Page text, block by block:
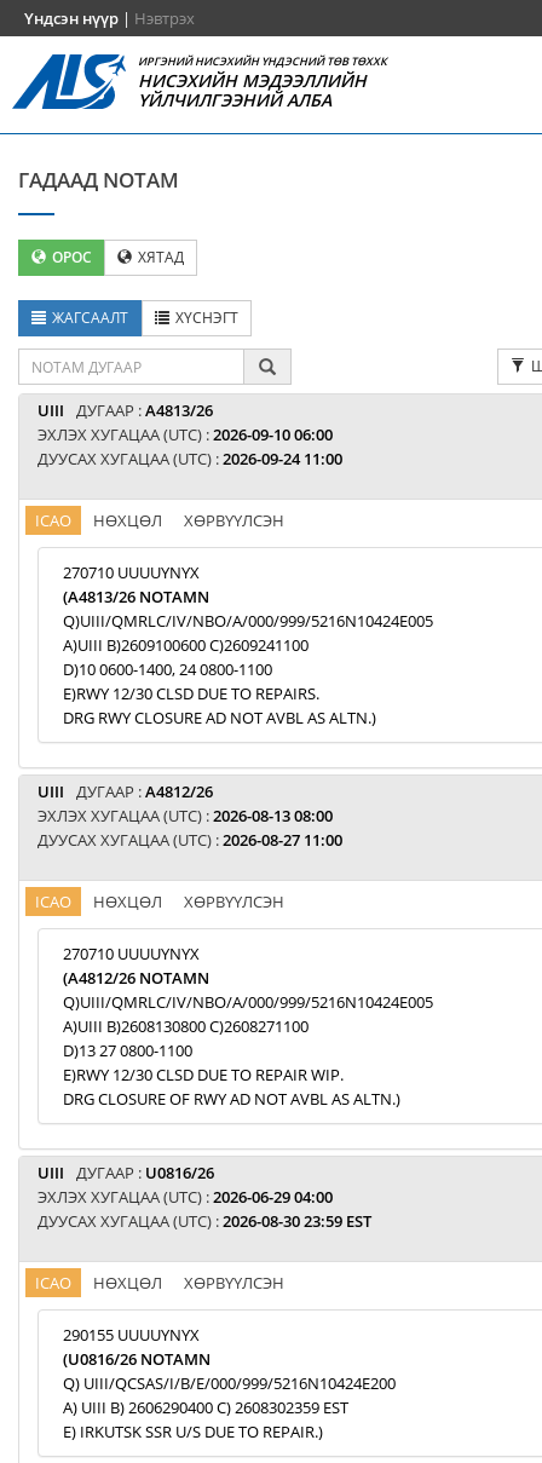
Үндсэн нүүр | Нэвтрэх
ИРГЭНИЙ НИСЭХИЙН ҮНДЭСНИЙ ТӨВ ТӨХХК
НИСЭХИЙН МЭДЭЭЛЛИЙН
ҮЙЛЧИЛГЭЭНИЙ АЛБА
ГАДААД NOTAM
ОРОС ХЯТАД
ЖАГСААЛТ ХҮСНЭГТ
UIII ДУГААР :A4813/26
ЭХЛЭХ ХУГАЦАА (UTC) :2026-09-10 06:00
ДУУСАХ ХУГАЦАА (UTC) :2026-09-24 11:00
ICAO НӨХЦӨЛ ХӨРВҮҮЛСЭН
270710 UUUUYNYX
(A4813/26 NOTAMN
Q)UIII/QMRLC/IV/NBO/A/000/999/5216N10424E005
A)UIII B)2609100600 C)2609241100
D)10 0600-1400, 24 0800-1100
E)RWY 12/30 CLSD DUE TO REPAIRS.
DRG RWY CLOSURE AD NOT AVBL AS ALTN.)
UIII ДУГААР :A4812/26
ЭХЛЭХ ХУГАЦАА (UTC) :2026-08-13 08:00
ДУУСАХ ХУГАЦАА (UTC) :2026-08-27 11:00
ICAO НӨХЦӨЛ ХӨРВҮҮЛСЭН
270710 UUUUYNYX
(A4812/26 NOTAMN
Q)UIII/QMRLC/IV/NBO/A/000/999/5216N10424E005
A)UIII B)2608130800 C)2608271100
D)13 27 0800-1100
E)RWY 12/30 CLSD DUE TO REPAIR WIP.
DRG CLOSURE OF RWY AD NOT AVBL AS ALTN.)
UIII ДУГААР : U0816/26
ЭХЛЭХ ХУГАЦАА (UTC) :2026-06-29 04:00
ДУУСАХ ХУГАЦАА (UTC) :2026-08-30 23:59 EST
ICAO НӨХЦӨЛ ХӨРВҮҮЛСЭН
290155 UUUUYNYX
(U0816/26 NOTAMN
Q) UIII/QCSAS/I/B/E/000/999/5216N10424E200
A) UIII B) 2606290400 C) 2608302359 EST
E) IRKUTSK SSR U/S DUE TO REPAIR.)